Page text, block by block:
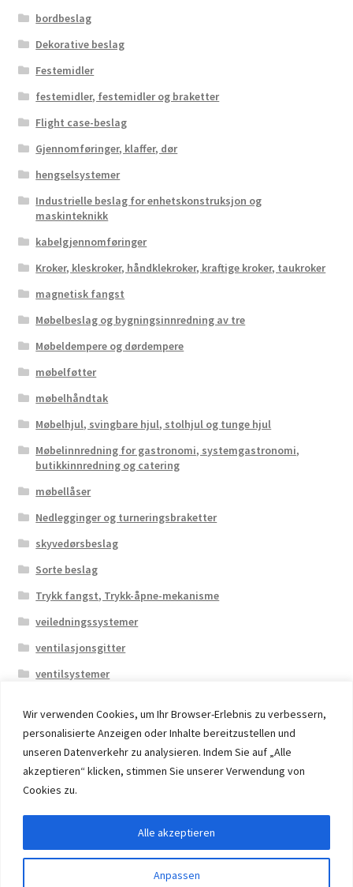
Wir verwenden Cookies, um Ihr Browser-Erlebnis zu verbessern,
personalisierte Anzeigen oder Inhalte bereitzustellen und
unseren Datenverkehr zu analysieren. Indem Sie auf „Alle
akzeptieren“ klicken, stimmen Sie unserer Verwendung von
Cookies zu.
Anpassen
Alle akzeptieren
bordbeslag
Dekorative beslag
Festemidler
festemidler, festemidler og braketter
Flight case-beslag
Gjennomføringer, klaffer, dør
hengselsystemer
Industrielle beslag for enhetskonstruksjon og
maskinteknikk
kabelgjennomføringer
Kroker, kleskroker, håndklekroker, kraftige kroker, taukroker
magnetisk fangst
Møbelbeslag og bygningsinnredning av tre
Møbeldempere og dørdempere
møbelføtter
møbelhåndtak
Møbelhjul, svingbare hjul, stolhjul og tunge hjul
Møbelinnredning for gastronomi, systemgastronomi,
butikkinnredning og catering
møbellåser
Nedlegginger og turneringsbraketter
skyvedørsbeslag
Sorte beslag
Trykk fangst, Trykk-åpne-mekanisme
veiledningssystemer
ventilasjonsgitter
ventilsystemer
© 2026 Eruon Trade UG, Germany, member of the ERUON